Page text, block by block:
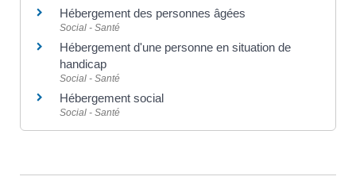
Hébergement des personnes âgées
Social - Santé
Hébergement d'une personne en situation de
handicap
Social - Santé
Hébergement social
Social - Santé